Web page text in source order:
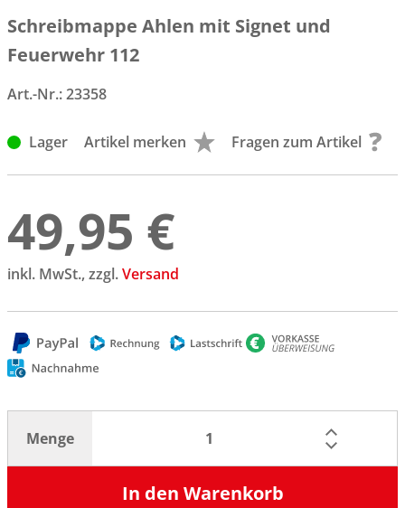
Schreibmappe Ahlen mit Signet und
Feuerwehr 112
Art.-Nr.:23358
Lager Artikel merken Fragen zum Artikel
49,95 €
inkl. MwSt., zzgl.Versand
Menge
In den Warenkorb